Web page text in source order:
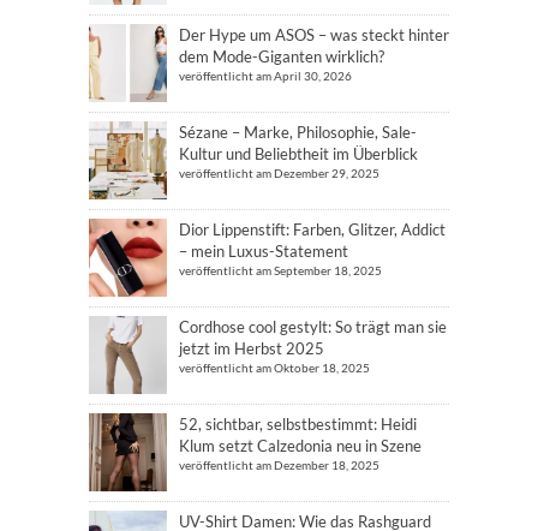
Der Hype um ASOS – was steckt hinter
dem Mode-Giganten wirklich?
veröffentlicht am April 30, 2026
Sézane – Marke, Philosophie, Sale-
Kultur und Beliebtheit im Überblick
veröffentlicht am Dezember 29, 2025
Dior Lippenstift: Farben, Glitzer, Addict
– mein Luxus-Statement
veröffentlicht am September 18, 2025
Cordhose cool gestylt: So trägt man sie
jetzt im Herbst 2025
veröffentlicht am Oktober 18, 2025
52, sichtbar, selbstbestimmt: Heidi
Klum setzt Calzedonia neu in Szene
veröffentlicht am Dezember 18, 2025
UV-Shirt Damen: Wie das Rashguard